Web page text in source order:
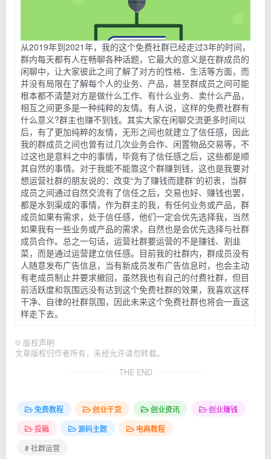
从2019年到2021年，我的这个免费社群已经走过3年的时间，
群内每天都有人在畅聊各种话题，它最大的意义是在群成员的
闲聊中，让大家彼此之间了解了对方的性格、生活等方面，而
并没有局限在了解每个人的业务、产品，甚至群成员之间可能
根本都不清楚对方是做什么工作、有什么业务、卖什么产品，
相互之间更多是一种纯粹的友情。有人说，这样的免费社群有
什么意义?群主也赚不到钱。其实大家在闲聊交流更多时间以
后，有了更加纯粹的友情，无形之间也就建立了信任感，因此
我的群成员之间也曾有过几次业务合作、闲置物品交易等，不
过这也是意料之中的事情，毕竟有了信任感之后，这些都是顺
其自然的事情。对于我能不能靠这个群赚到钱，这也是我要对
想运营社群的朋友说的：改变“为了赚钱而建群”的初衷，当群
成员之间通过自然交流有了信任之后，交易也好、赚钱也罢，
都是水到渠成的事情，作为群主的我，有任何业务或产品，群
成员如果有需求，处于信任感，他们一定会优先选择我，当然
如果我有一些业务或产品的需求，自然也是会优先选择与社群
成员合作。总之一句话，运营社群要运营的不是赚钱、割韭
菜，而是通过运营建立信任感。目前我的社群内，群成员没有
人随意发布广告信息，当有新成员发布广告信息时，也会主动
有老成员制止并要求撤回，虽然我也有自己的付费社群，但目
前活跃度和氛围远没有达到这个免费社群的效果，我喜欢这样
干净、自律的社群氛围，因此未来这个免费社群也将会一直这
样走下去。
© 版权声明
文章版权归作者所有，未经允许请勿转载。
THE END
免费教程 创业干货 创业资讯
创业赚钱
投稿
源码主题
电商教程
# 社群运营